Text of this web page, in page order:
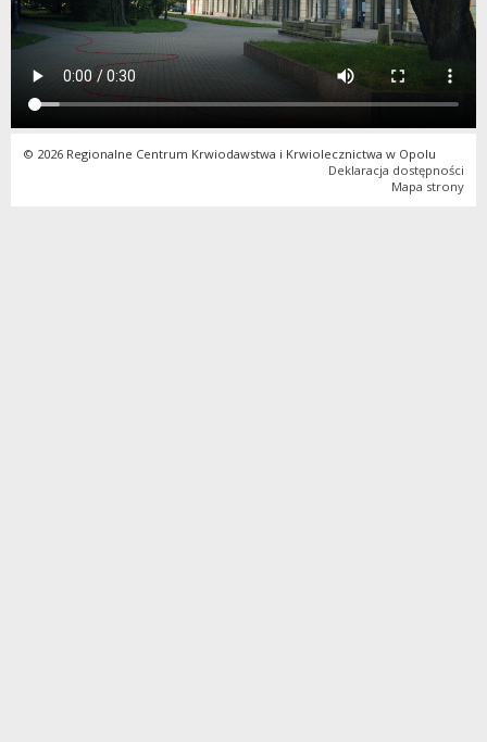
© 2026 Regionalne Centrum Krwiodawstwa i Krwiolecznictwa w Opolu
Deklaracja dostępności
Mapa strony